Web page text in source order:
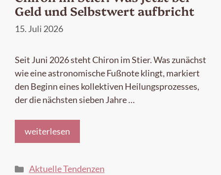
Geld und Selbstwert aufbricht
15. Juli 2026
Seit Juni 2026 steht Chiron im Stier. Was zunächst
wie eine astronomische Fußnote klingt, markiert
den Beginn eines kollektiven Heilungsprozesses,
der die nächsten sieben Jahre …
weiterlesen
Kategorien
Aktuelle Tendenzen